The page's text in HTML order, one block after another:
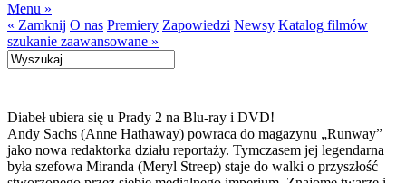
Menu »
« Zamknij O nas Premiery Zapowiedzi Newsy Katalog filmów
szukanie zaawansowane »
Diabeł ubiera się u Prady 2 na Blu-ray i DVD!
Andy Sachs (Anne Hathaway) powraca do magazynu „Runway”
jako nowa redaktorka działu reportaży. Tymczasem jej legendarna
była szefowa Miranda (Meryl Streep) staje do walki o przyszłość